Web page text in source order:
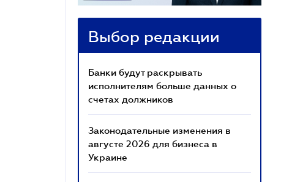
Выбор редакции
Банки будут раскрывать
исполнителям больше данных о
счетах должников
Законодательные изменения в
августе 2026 для бизнеса в
Украине